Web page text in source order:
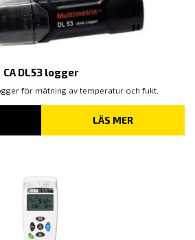
CA DL53 logger
för mätning av temperatur och fukt.
LÄS MER